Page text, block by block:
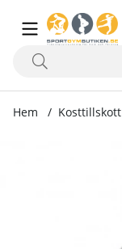
Hem Kosttillskott